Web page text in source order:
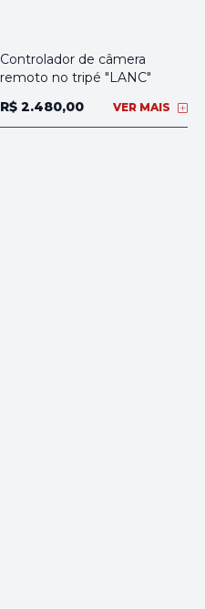
Controlador de câmera
remoto no tripé "LANC"
R$ 2.480,00
VER MAIS